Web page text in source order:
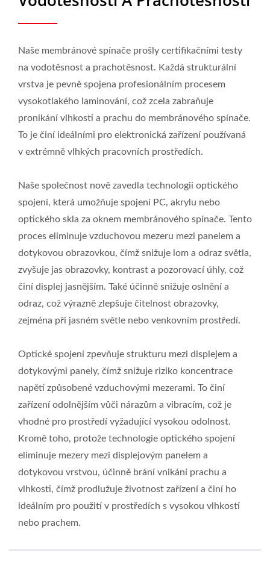
Naše membránové spínače prošly certifikačními testy
na vodotěsnost a prachotěsnost. Každá strukturální
vrstva je pevně spojena profesionálním procesem
vysokotlakého laminování, což zcela zabraňuje
pronikání vlhkosti a prachu do membránového spínače.
To je činí ideálními pro elektronická zařízení používaná
v extrémně vlhkých pracovních prostředích.
Naše společnost nově zavedla technologii optického
spojení, která umožňuje spojení PC, akrylu nebo
optického skla za oknem membránového spínače. Tento
proces eliminuje vzduchovou mezeru mezi panelem a
dotykovou obrazovkou, čímž snižuje lom a odraz světla,
zvyšuje jas obrazovky, kontrast a pozorovací úhly, což
činí displej jasnějším. Také účinně snižuje oslnění a
odraz, což výrazně zlepšuje čitelnost obrazovky,
zejména při jasném světle nebo venkovním prostředí.
Optické spojení zpevňuje strukturu mezi displejem a
dotykovými panely, čímž snižuje riziko koncentrace
napětí způsobené vzduchovými mezerami. To činí
zařízení odolnějším vůči nárazům a vibracím, což je
vhodné pro prostředí vyžadující vysokou odolnost.
Kromě toho, protože technologie optického spojení
eliminuje mezery mezi displejovým panelem a
dotykovou vrstvou, účinně brání vnikání prachu a
vlhkosti, čímž prodlužuje životnost zařízení a činí ho
ideálním pro použití v prostředích s vysokou vlhkostí
nebo prachem.